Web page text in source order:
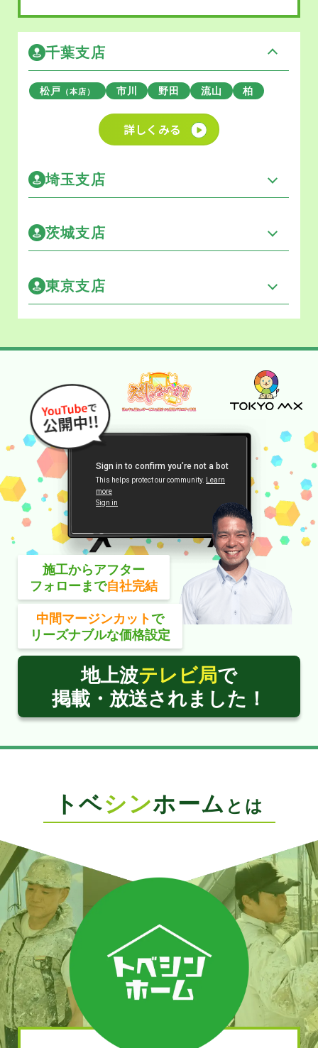
千葉支店
松戸 （本店） 市川 野田 流山 柏
詳しくみる
埼玉支店
茨城支店
東京支店
施工からアフター
フォローまで自社完結
中間マージンカットで
リーズナブルな価格設定
地上波テレビ局で
掲載・放送されました！
トベシンホーム とは